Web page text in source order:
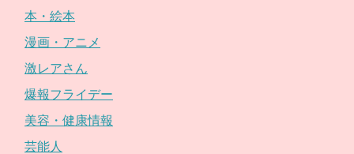
本・絵本
漫画・アニメ
激レアさん
爆報フライデー
美容・健康情報
芸能人